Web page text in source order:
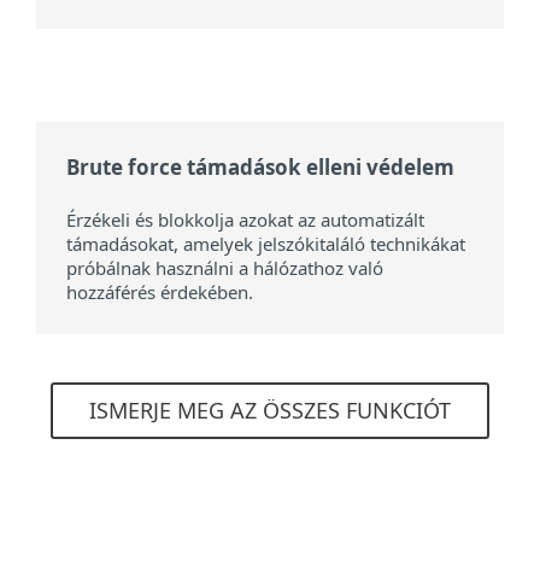
Brute force támadások elleni védelem
Érzékeli és blokkolja azokat az automatizált
támadásokat, amelyek jelszókitaláló technikákat
próbálnak használni a hálózathoz való
hozzáférés érdekében.
ISMERJE MEG AZ ÖSSZES FUNKCIÓT